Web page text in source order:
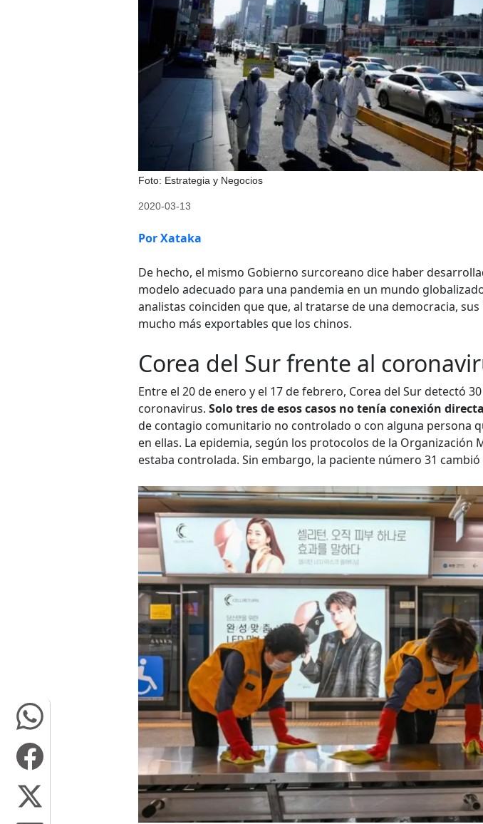
Foto: Estrategia y Negocios
2020-03-13
Por Xataka
De hecho, el mismo Gobierno surcoreano dice haber
modelo adecuado para una pandemia en un mundo
analistas coinciden que que, al tratarse de una democracia,
mucho más exportables que los chinos.
Corea del Sur frente al
Entre el 20 de enero y el 17 de febrero, Corea del Sur detectó
coronavirus. Solo tres de esos casos no tenía conexión directa
de contagio comunitario no controlado o con alguna persona
en ellas. La epidemia, según los protocolos de la Organización
estaba controlada. Sin embargo, la paciente número 31